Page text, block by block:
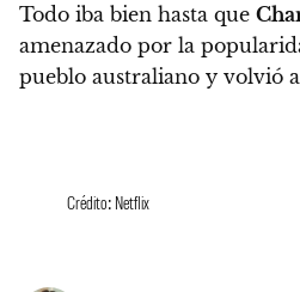
Todo iba bien hasta que
amenazado por la
pueblo australiano y volvió
Crédito: Netflix